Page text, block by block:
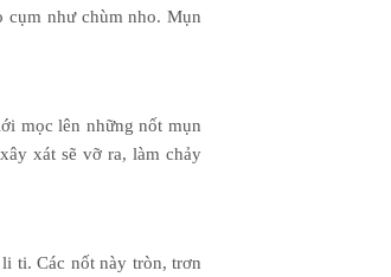
cụm như chùm nho. Mụn
mọc lên những nốt mụn
xát sẽ vỡ ra, làm chảy
ti. Các nốt này tròn, trơn